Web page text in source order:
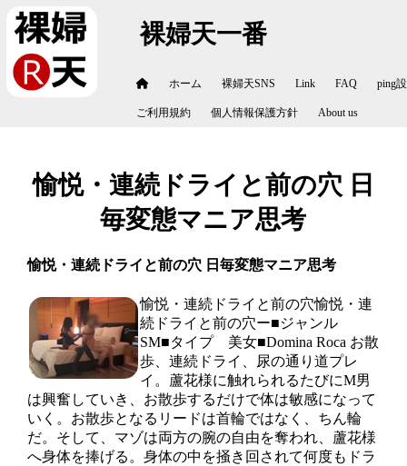
裸婦天一番
ホーム 裸婦天SNS Link FAQ ping
ご利用規約 個人情報保護方針 About us
愉悦・連続ドライと前の穴 日
毎変態マニア思考
愉悦・連続ドライと前の穴 日毎変態マニア思考
愉悦・連続ドライと前の穴愉悦・連
続ドライと前の穴ー■ジャンル
SM■タイプ 美女■Domina Roca お散
歩、連続ドライ、尿の通り道プレ
イ。蘆花様に触れられるたびにM男
は興奮していき、お散歩するだけで体は敏感になって
いく。お散歩となるリードは首輪ではなく、ちん輪
だ。そして、マゾは両方の腕の自由を奪われ、蘆花様
へ身体を捧げる。身体の中を掻き回されて何度もドラ